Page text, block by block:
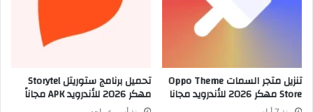
تنزيل متجر السمات Oppo Theme
Store مهكر 2026 للأندرويد مجانا
تحميل برنامج ستوريتل Storytel
مهكر 2026 للأندرويد APK مجاناً